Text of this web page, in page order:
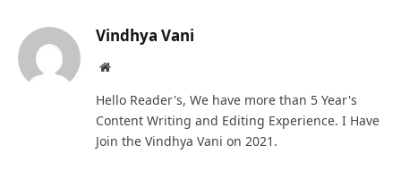
Vindhya Vani
Website
Hello Reader's, We have more than 5 Year's
Content Writing and Editing Experience. I Have
Join the Vindhya Vani on 2021.